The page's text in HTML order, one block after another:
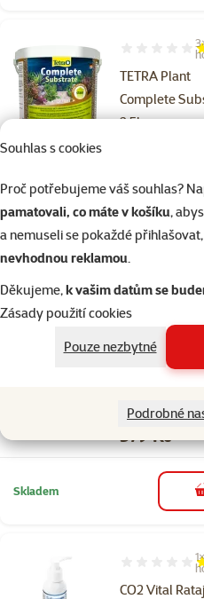
Souhlas s cookies
Proč potřebujeme váš souhlas?
pamatovali, co máte v košíku,
a nemuseli se pokaždé
nevhodnou reklamou.
Děkujeme,k vašim datům se
Zásady použití cookies
Pouze nezbytné
Podrobné
TETRA Plant
Complete
2,5kg
Hodnocení
⚡Akce v
Skladem
CO2 Vital Rataj
500ml
Hodnocení
1×
379 Kč
Skladem
CO2 Vital
Hodnocení
1×